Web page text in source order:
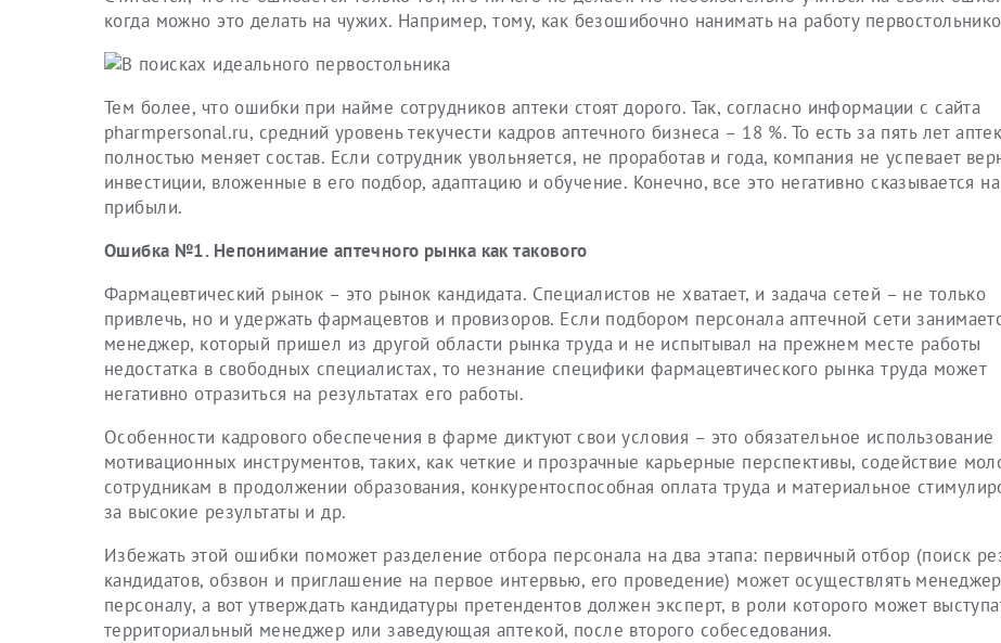
когда можно это делать на чужих. Например, тому, как безошибочно нанимать на работу
Тем более, что ошибки при найме сотрудников аптеки стоят дорого. Так, согласно информации с сайта
pharmpersonal.ru, средний уровень текучести кадров аптечного бизнеса – 18 %. То есть за пять лет
полностью меняет состав. Если сотрудник увольняется, не проработав и года, компания не успевает
инвестиции, вложенные в его подбор, адаптацию и обучение. Конечно, все это негативно сказывается на
прибыли.
Ошибка №1. Непонимание аптечного рынка как такового
Фармацевтический рынок – это рынок кандидата. Специалистов не хватает, и задача сетей – не только
привлечь, но и удержать фармацевтов и провизоров. Если подбором персонала аптечной сети
менеджер, который пришел из другой области рынка труда и не испытывал на прежнем месте работы
недостатка в свободных специалистах, то незнание специфики фармацевтического рынка труда может
негативно отразиться на результатах его работы.
Особенности кадрового обеспечения в фарме диктуют свои условия – это обязательное использование
мотивационных инструментов, таких, как четкие и прозрачные карьерные перспективы, содействие
сотрудникам в продолжении образования, конкурентоспособная оплата труда и материальное
за высокие результаты и др.
Избежать этой ошибки поможет разделение отбора персонала на два этапа: первичный отбор (поиск
кандидатов, обзвон и приглашение на первое интервью, его проведение) может осуществлять
персоналу, а вот утверждать кандидатуры претендентов должен эксперт, в роли которого может
территориальный менеджер или заведующая аптекой, после второго собеседования.